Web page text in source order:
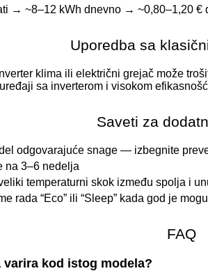
→ ~8–12 kWh dnevno → ~0,80–1,20 €
Uporedba sa
klima ili električni grejač može
sa inverterom i visokom
Saveti za
odgovarajuće snage — izbegnite
na 3–6 nedelja
temperaturni skok između spolja i
rada “Eco” ili “Sleep” kada god je
FAQ
kod istog modela?